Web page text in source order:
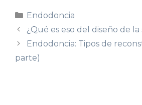
Endodoncia
¿Qué es eso del diseño de la
Endodoncia: Tipos de
parte)